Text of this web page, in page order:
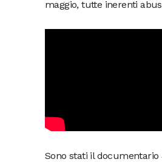
maggio, tutte inerenti
Sono stati il documentario